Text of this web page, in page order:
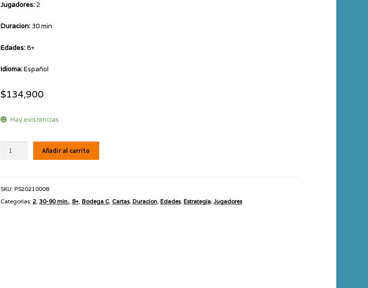
Jugadores: 2
Duracion: 30 min
Edades:8+
Idioma:Español
$134,900
Hay existencias
Bang!
Añadir al carrito
SKU: PS20210008
Categorías: 2, 30-90 min., 8+, Bodega C, Cartas, Duracion, Edades, Estrategia, Jugadores